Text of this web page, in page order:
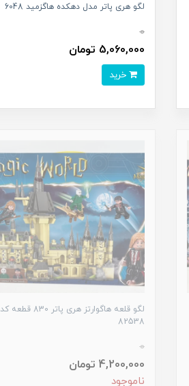
لگو هری پاتر مدل دهکده هاگزمید 6048
0
5,060,000 تومان
لگو قلعه هاگوارتز هری پاتر 830 قطعه کد
82538
0
4,200,000 تومان
ناموجود